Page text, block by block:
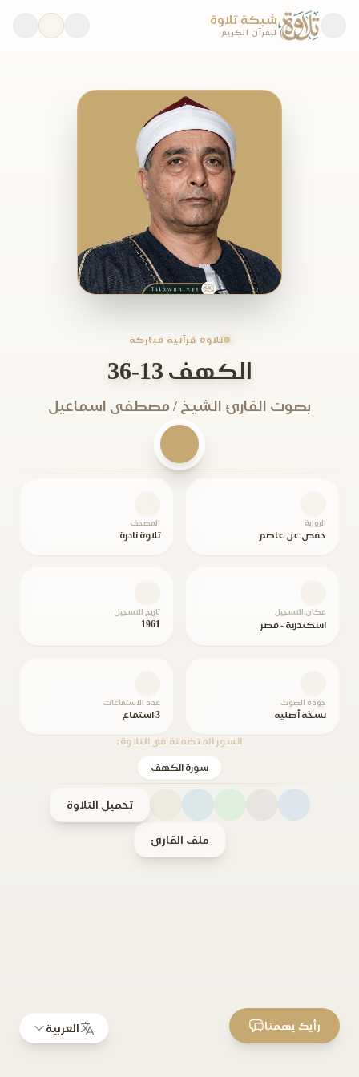
شبكة تلاوة
للقرآن الكريم
تلاوة قرآنية مباركة
الكهف 13-36
بصوت القارئ الشيخ / مصطفى اسماعيل
الرواية
حفص عن عاصم
المصحف
تلاوة نادرة
مكان التسجيل
اسكندرية - مصر
تاريخ التسجيل
1961
جودة الصوت
نسخة أصلية
عدد الاستماعات
3 استماع
السور المتضمنة في التلاوة:
سورة الكهف
تحميل التلاوة
ملف القارئ
العربية رأيك يهمنا